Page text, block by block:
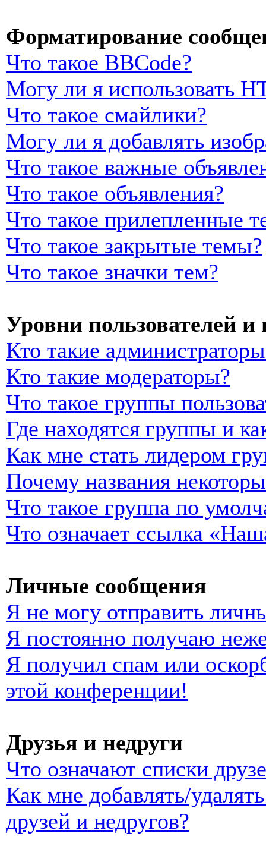
Форматирование
Что такое BBCode?
Могу ли я использовать
Что такое смайлики?
Могу ли я добавлять
Что такое важные
Что такое объявления?
Что такое прилепленные
Что такое закрытые темы?
Что такое значки тем?
Уровни пользователей
Кто такие
Кто такие модераторы?
Что такое группы
Где находятся группы и
Как мне стать лидером
Почему названия
Что такое группа по
Что означает ссылка
Личные сообщения
Я не могу отправить
Я постоянно получаю
Я получил спам или
этой конференции!
Друзья и недруги
Что означают списки
Как мне добавлять/
друзей и недругов?